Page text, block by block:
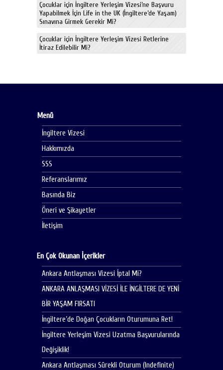
Çocuklar için İngiltere Yerleşim Vizesi’ne Başvuru
Yapabilmek İçin Life in the UK (İngiltere’de Yaşam)
Sınavına Girmek Gerekir Mi?
Çocuklar için İngiltere Yerleşim Vizesi Retlerine
İtiraz Edilebilir Mi?
Menü
İngiltere Vizesi
Hakkımızda
SSS
Referanslarımız
Basında Biz
Öneri ve Şikayetler
İletişim
En Çok Okunan İçerikler
Ankara Antlaşması Vizesi İptal Mi?
ANKARA ANLAŞMASI VİZESİ İLE İNGİLTERE DE YENİ
BİR YAŞAM FIRSATI
İngiltere’de Doğan Çocukların Oturumuna Ret!
İngiltere Yerleşim Vizesi Uzatma Başvurularında
Değişiklik!
Ankara Antlaşması Sürekli Oturum (Indefinite)